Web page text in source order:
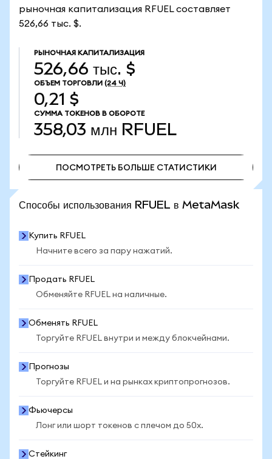
рыночная капитализация RFUEL составляет
526,66 тыс. $.
РЫНОЧНАЯ КАПИТАЛИЗАЦИЯ
526,66 тыс. $
ОБЪЕМ ТОРГОВЛИ (24 Ч)
0,21 $
СУММА ТОКЕНОВ В ОБОРОТЕ
358,03 млн RFUEL
ПОСМОТРЕТЬ БОЛЬШЕ СТАТИСТИКИ
Способы использования RFUEL в MetaMask
Купить RFUEL
Начните всего за пару нажатий.
Продать RFUEL
Обменяйте RFUEL на наличные.
Обменять RFUEL
Торгуйте RFUEL внутри и между блокчейнами.
Прогнозы
Торгуйте RFUEL и на рынках криптопрогнозов.
Фьючерсы
Лонг или шорт токенов с плечом до 50x.
Стейкинг